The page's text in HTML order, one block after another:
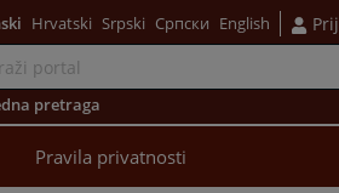
Hrvatski Srpski Српски English
pretraga
Pravila privatnosti